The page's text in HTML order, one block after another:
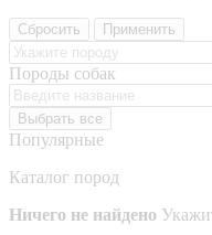
Сбросить Применить
Породы собак
Выбрать все
Популярные
Каталог пород
Ничего не найдено